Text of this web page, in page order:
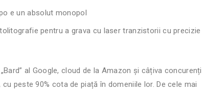
e un absolut monopol
pentru a grava cu laser tranzistorii cu precizie
al Google, cloud de la Amazon și câțiva concurenți
peste 90% cota de piață în domeniile lor. De cele mai